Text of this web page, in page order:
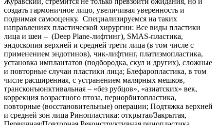
создать гармоничное лицо, увеличивая уверенность и
поднимая самооценку. Cпециализируемся на таких
направлениях пластической хирургии: Все виды пластики
лица и шеи – (Deep Plane-лифтинг), SMAS-пластика,
эндоскопия верхней и средней трети лица (в том числе с
применением эндотинов), чик-лифтинг, платизмопластика,
установка имплантатов (подбородка, скул и других), сложные
и повторные случаи пластики лица; Блефаропластика, в том
числе расширенная, с устранением малярных мешков,
трансконъюнктивальная – «без рубцов», «азиатских» век,
коррекция возрастного птоза, периорбитопластика,
повторные (восстановительные) операции; Подтяжка верхней
и средней зон лица Ринопластика: открытая/Закрытая,